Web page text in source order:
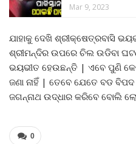
Mar 9, 2023
ଯାହାକୁ ଦେଖି ଶ୍ରୀକ୍ଷେତ୍ରବାସି
ଶ୍ରୀମନ୍ଦିର ଉପରେ ଚିଲ ଉଡିବା
ଭୟଭୀତ ହେଉଛନ୍ତି | ଏବେ ପୁଣି
ଜଣା ନାହିଁ | ତେବେ ଯେତେ ବଡ
ଜଗନ୍ନାଥ ଉଦ୍ଧାର କରିବେ ବୋଲି
0